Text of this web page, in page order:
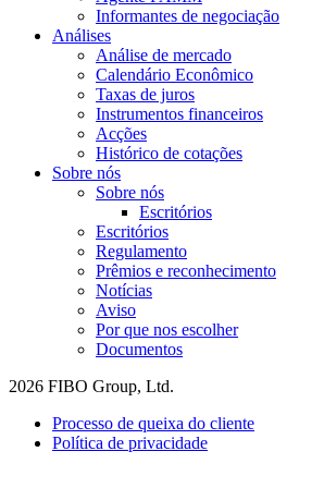
Informantes de negociação
Análises
Análise de mercado
Calendário Econômico
Taxas de juros
Instrumentos financeiros
Acções
Histórico de cotações
Sobre nós
Sobre nós
Escritórios
Escritórios
Regulamento
Prêmios e reconhecimento
Notícias
Aviso
Por que nos escolher
Documentos
2026 FIBO Group, Ltd.
Processo de queixa do cliente
Política de privacidade